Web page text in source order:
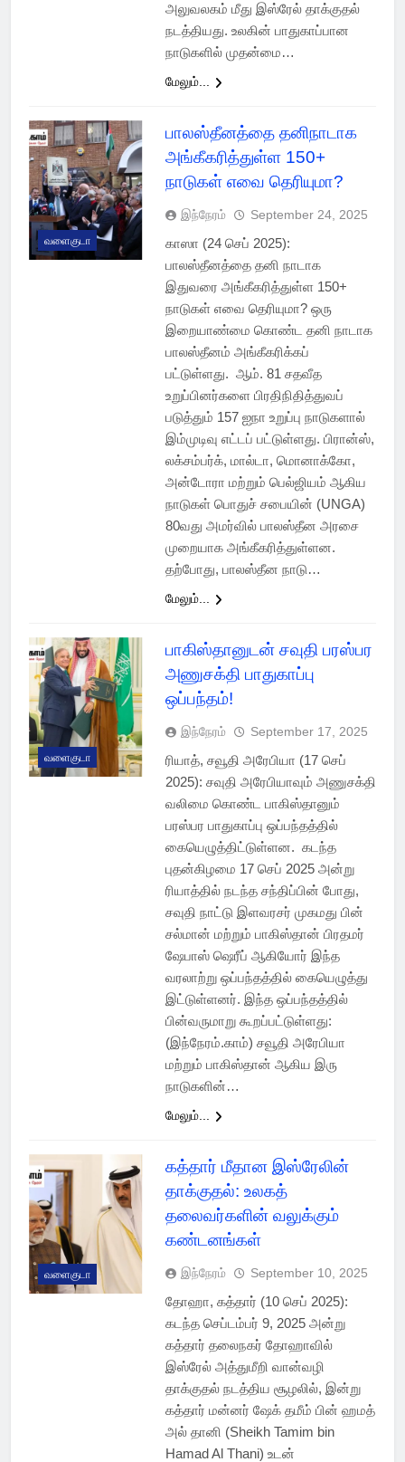
அலுவலகம் மீது இஸ்ரேல் தாக்குதல்
நடத்தியது. உலகின் பாதுகாப்பான
நாடுகளில் முதன்மை…
மேலும்...
வளைகுடா
பாலஸ்தீனத்தை தனிநாடாக
அங்கீகரித்துள்ள 150+
நாடுகள் எவை தெரியுமா?
இந்நேரம் September 24, 2025
காஸா (24 செப் 2025):
பாலஸ்தீனத்தை தனி நாடாக
இதுவரை அங்கீகரித்துள்ள 150+
நாடுகள் எவை தெரியுமா? ஒரு
இறையாண்மை கொண்ட தனி நாடாக
பாலஸ்தீனம் அங்கீகரிக்கப்
பட்டுள்ளது. ஆம். 81 சதவீத
உறுப்பினர்களை பிரதிநிதித்துவப்
படுத்தும் 157 ஐநா உறுப்பு நாடுகளால்
இம்முடிவு எட்டப் பட்டுள்ளது. பிரான்ஸ்,
லக்சம்பர்க், மால்டா, மொனாக்கோ,
அன்டோரா மற்றும் பெல்ஜியம் ஆகிய
நாடுகள் பொதுச் சபையின் (UNGA)
80வது அமர்வில் பாலஸ்தீன அரசை
முறையாக அங்கீகரித்துள்ளன.
தற்போது, ​​பாலஸ்தீன நாடு…
மேலும்...
வளைகுடா
பாகிஸ்தானுடன் சவுதி பரஸ்பர
அணுசக்தி பாதுகாப்பு
ஒப்பந்தம்!
இந்நேரம் September 17, 2025
ரியாத், சவூதி அரேபியா (17 செப்
2025): சவுதி அரேபியாவும் அணுசக்தி
வலிமை கொண்ட பாகிஸ்தானும்
பரஸ்பர பாதுகாப்பு ஒப்பந்தத்தில்
கையெழுத்திட்டுள்ளன. கடந்த
புதன்கிழமை 17 செப் 2025 அன்று
ரியாத்தில் நடந்த சந்திப்பின் போது, ​​
சவுதி நாட்டு இளவரசர் முகமது பின்
சல்மான் மற்றும் பாகிஸ்தான் பிரதமர்
ஷேபாஸ் ஷெரீப் ஆகியோர் இந்த
வரலாற்று ஒப்பந்தத்தில் கையெழுத்து
இட்டுள்ளனர். இந்த ஒப்பந்தத்தில்
பின்வருமாறு கூறப்பட்டுள்ளது:
(இந்நேரம்.காம்) சவூதி அரேபியா
மற்றும் பாகிஸ்தான் ஆகிய இரு
நாடுகளின்…
மேலும்...
வளைகுடா
கத்தார் மீதான இஸ்ரேலின்
தாக்குதல்: உலகத்
தலைவர்களின் வலுக்கும்
கண்டனங்கள்
இந்நேரம் September 10, 2025
தோஹா, கத்தார் (10 செப் 2025):
கடந்த செப்டம்பர் 9, 2025 அன்று
கத்தார் தலைநகர் தோஹாவில்
இஸ்ரேல் அத்துமீறி வான்வழி
தாக்குதல் நடத்திய சூழலில், இன்று
கத்தார் மன்னர் ஷேக் தமீம் பின் ஹமத்
அல் தானி (Sheikh Tamim bin
Hamad Al Thani) உடன்